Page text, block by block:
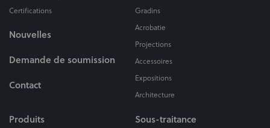
Certifications
Nouvelles
Demande de soumission
Contact
Gradins
Acrobatie
Projections
Accessoires
Expositions
Architecture
Produits Sous-traitance